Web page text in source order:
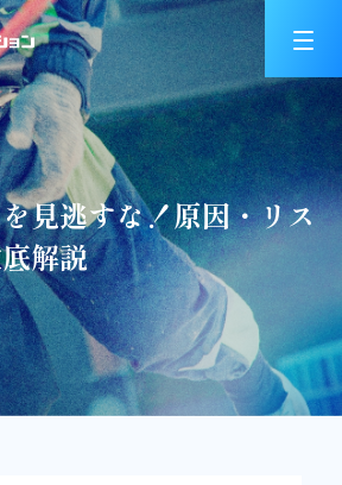
見逃すな！原因・リス
解説